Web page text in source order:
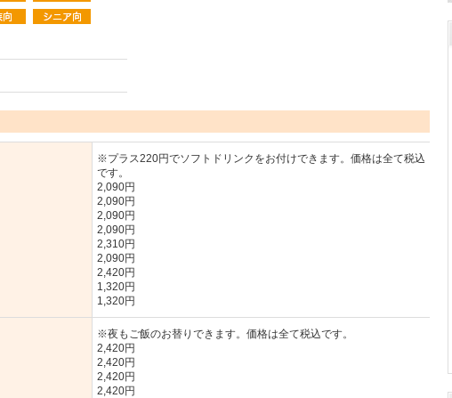
※プラス220円でソフトドリンクをお付けできます。価格は全て税込
です。
2,090円
2,090円
2,090円
2,090円
2,310円
2,090円
2,420円
1,320円
1,320円
※夜もご飯のお替りできます。価格は全て税込です。
2,420円
2,420円
2,420円
2,420円